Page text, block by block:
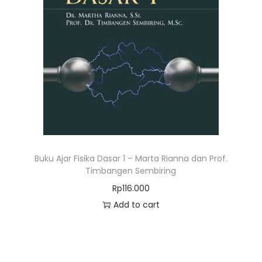
Buku Ajar Fisika Dasar 1 – Marta Rianna dan Prof.
Timbangen Sembiring
Rp116.000
Add to cart